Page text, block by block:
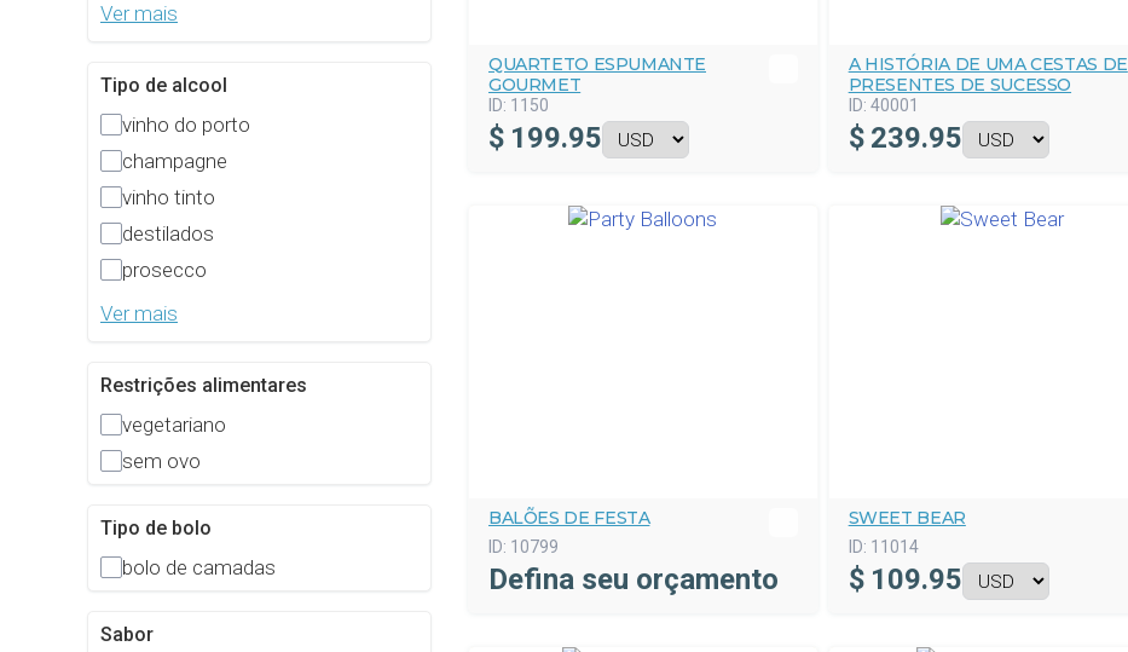
Ver mais
Tipo de alcool
vinho do porto
champagne
vinho tinto
destilados
prosecco
Ver mais
Restrições alimentares
vegetariano
sem ovo
Tipo de bolo
bolo de camadas
Sabor
QUARTETO ESPUMANTE
GOURMET
ID: 1150
$ 199.95
A HISTÓRIA DE UMA CESTAS DE
PRESENTES DE SUCESSO
ID: 40001
$ 239.95
BALÕES DE FESTA
ID: 10799
Defina seu orçamento
SWEET BEAR
ID: 11014
$ 109.95